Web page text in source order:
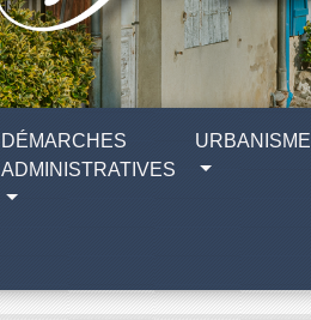
DÉMARCHES
ADMINISTRATIVES
URBANISME